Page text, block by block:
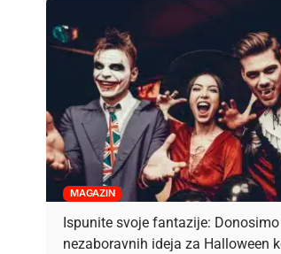
MAGAZIN
Ispunite svoje fantazije:
nezaboravnih ideja za Halloween